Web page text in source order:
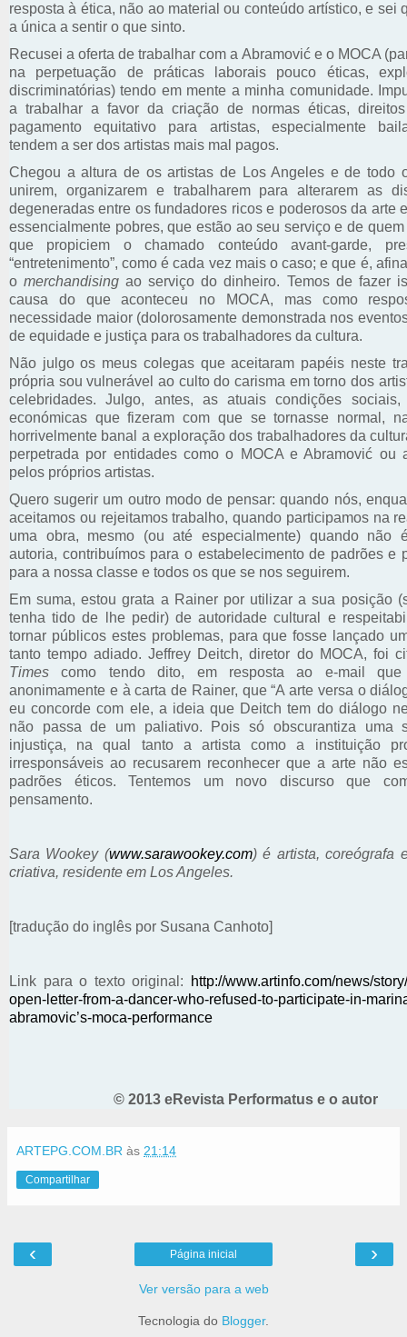
resposta à ética, não ao material ou conteúdo artístico, e sei
a única a sentir o que sinto.
Recusei a oferta de trabalhar com a Abramović e o MOCA
na perpetuação de práticas laborais pouco éticas,
discriminatórias) tendo em mente a minha comunidade.
a trabalhar a favor da criação de normas éticas,
pagamento equitativo para artistas, especialmente
tendem a ser dos artistas mais mal pagos.
Chegou a altura de os artistas de Los Angeles e de todo
unirem, organizarem e trabalharem para alterarem as
degeneradas entre os fundadores ricos e poderosos da arte
essencialmente pobres, que estão ao seu serviço e de
que propiciem o chamado conteúdo avant-garde,
“entretenimento”, como é cada vez mais o caso; e que é,
omerchandising ao serviço do dinheiro. Temos de fazer
causa do que aconteceu no MOCA, mas como
necessidade maior (dolorosamente demonstrada nos
de equidade e justiça para os trabalhadores da cultura.
Não julgo os meus colegas que aceitaram papéis neste
própria sou vulnerável ao culto do carisma em torno dos
celebridades. Julgo, antes, as atuais condições
económicas que fizeram com que se tornasse normal,
horrivelmente banal a exploração dos trabalhadores da
perpetrada por entidades como o MOCA e Abramović ou
pelos próprios artistas.
Quero sugerir um outro modo de pensar: quando nós,
aceitamos ou rejeitamos trabalho, quando participamos na
uma obra, mesmo (ou até especialmente) quando não
autoria, contribuímos para o estabelecimento de padrões e
para a nossa classe e todos os que se nos seguirem.
Em suma, estou grata a Rainer por utilizar a sua posição
tenha tido de lhe pedir) de autoridade cultural e
tornar públicos estes problemas, para que fosse lançado
tanto tempo adiado. Jeffrey Deitch, diretor do MOCA, foi
Times como tendo dito, em resposta ao e-mail
anonimamente e à carta de Rainer, que “A arte versa o
eu concorde com ele, a ideia que Deitch tem do diálogo
não passa de um paliativo. Pois só obscurantiza uma
injustiça, na qual tanto a artista como a instituição
irresponsáveis ao recusarem reconhecer que a arte não
padrões éticos. Tentemos um novo discurso que
pensamento.
Sara Wookey (www.sarawookey.com) é artista, coreógrafa
criativa, residente em Los Angeles.
[tradução do inglês por Susana Canhoto]
Link para o texto original:
http://www.artinfo.com/news/
open-letter-from-a-dancer-who-refused-to-participate-in-
abramovic’s-moca-performance
© 2013 eRevista Performatus e o autor
ARTEPG.COM.BR às 21:14
Compartilhar
‹ ›
Página inicial
Ver versão para a web
Tecnologia do Blogger.